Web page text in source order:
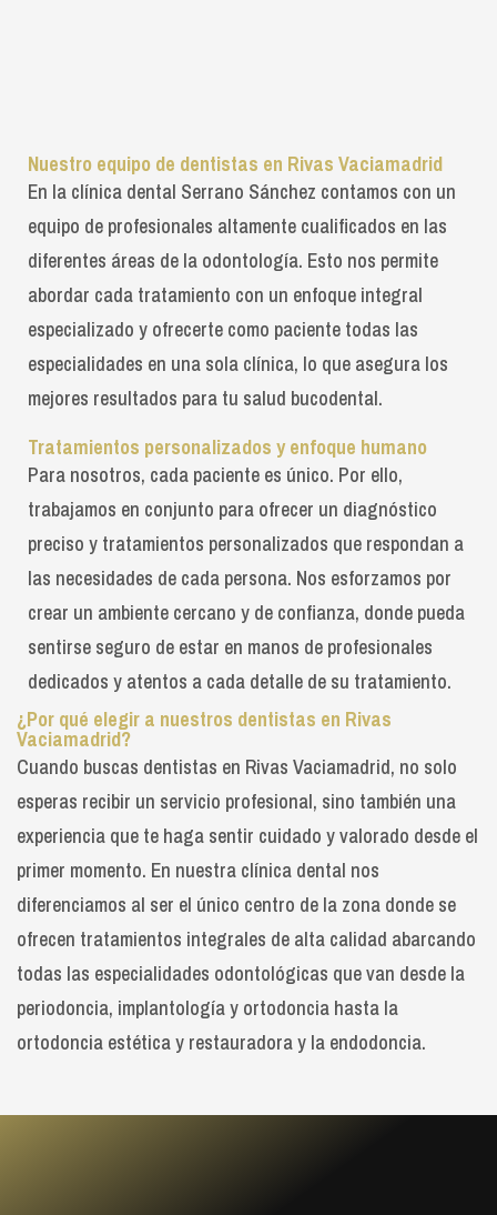
Nuestro equipo de dentistas en Rivas Vaciamadrid
En la clínica dental Serrano Sánchez contamos con un
equipo de profesionales altamente cualificados en las
diferentes áreas de la odontología. Esto nos permite
abordar cada tratamiento con un enfoque integral
especializado y ofrecerte como paciente todas las
especialidades en una sola clínica, lo que asegura los
mejores resultados para tu salud bucodental.
Tratamientos personalizados y enfoque humano
Para nosotros, cada paciente es único. Por ello,
trabajamos en conjunto para ofrecer un diagnóstico
preciso y tratamientos personalizados que respondan a
las necesidades de cada persona. Nos esforzamos por
crear un ambiente cercano y de confianza, donde pueda
sentirse seguro de estar en manos de profesionales
dedicados y atentos a cada detalle de su tratamiento.
¿Por qué elegir a nuestros dentistas en Rivas
Vaciamadrid?
Cuando buscas dentistas en Rivas Vaciamadrid, no solo
esperas recibir un servicio profesional, sino también una
experiencia que te haga sentir cuidado y valorado desde el
primer momento. En nuestra clínica dental nos
diferenciamos al ser el único centro de la zona donde se
ofrecen tratamientos integrales de alta calidad abarcando
todas las especialidades odontológicas que van desde la
periodoncia, implantología y ortodoncia hasta la
ortodoncia estética y restauradora y la endodoncia.